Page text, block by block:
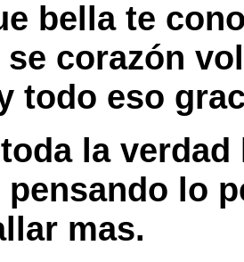
bella te
se corazón
todo eso
la
lo
mas.